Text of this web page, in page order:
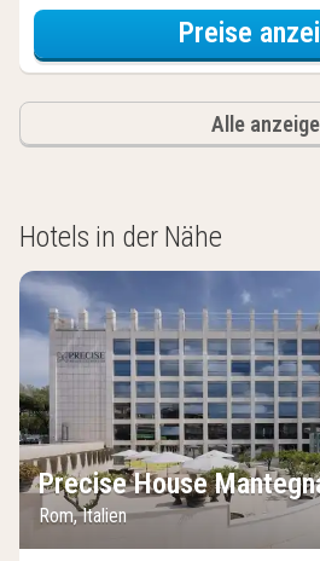
Preise
Alle
Hotels in der Nähe
Precise House
Rom, Italien